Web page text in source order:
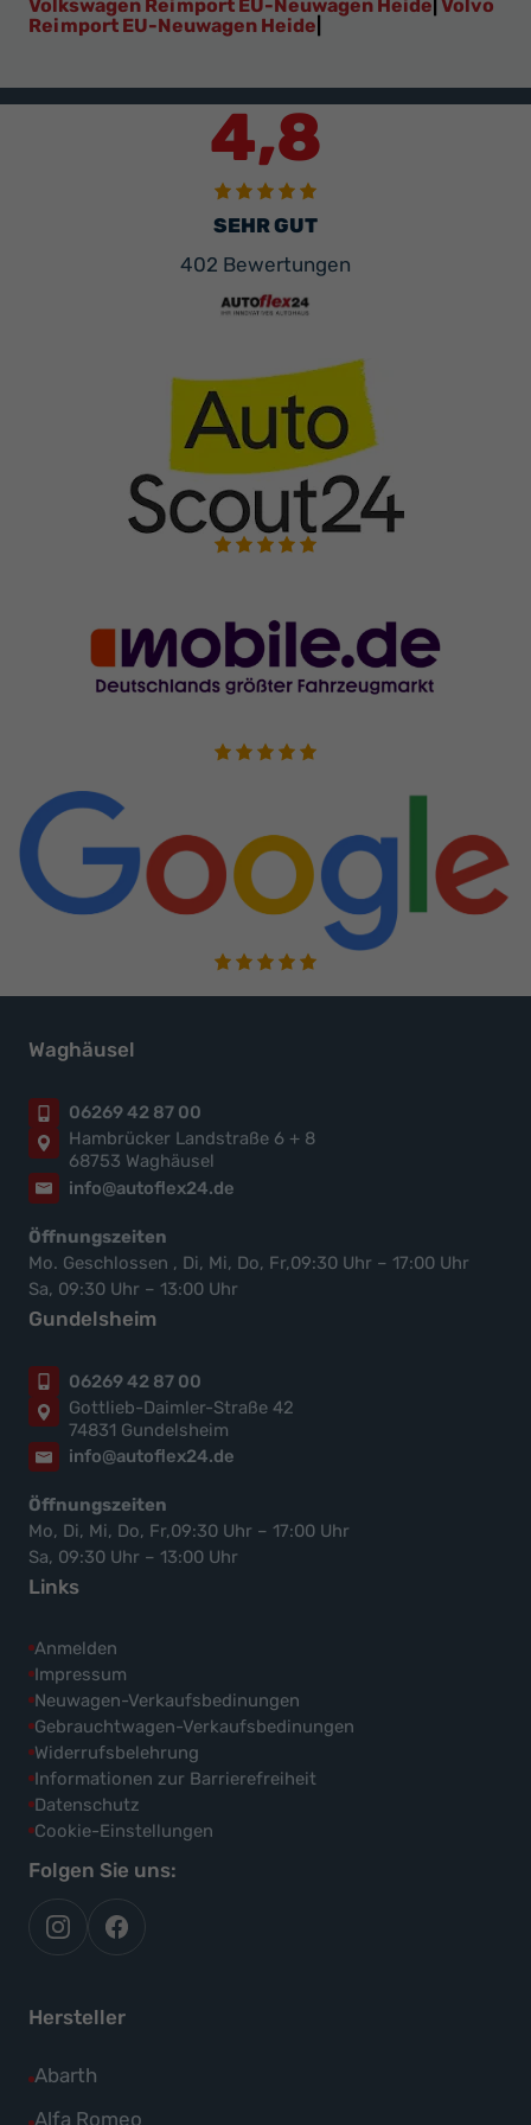
Volkswagen Reimport EU-Neuwagen Heide Volvo
Reimport EU-Neuwagen Heide
4,8
SEHR GUT
402 Bewertungen
Waghäusel
06269 42 87 00
Hambrücker Landstraße 6 + 8
68753 Waghäusel
info@autoflex24.de
Öffnungszeiten
Mo. Geschlossen , Di, Mi, Do, Fr,09:30 Uhr – 17:00 Uhr
Sa, 09:30 Uhr – 13:00 Uhr
Gundelsheim
06269 42 87 00
Gottlieb-Daimler-Straße 42
74831 Gundelsheim
info@autoflex24.de
Öffnungszeiten
Mo, Di, Mi, Do, Fr,09:30 Uhr – 17:00 Uhr
Sa, 09:30 Uhr – 13:00 Uhr
Links
Anmelden
Impressum
Neuwagen-Verkaufsbedinungen
Gebrauchtwagen-Verkaufsbedinungen
Widerrufsbelehrung
Informationen zur Barrierefreiheit
Datenschutz
Cookie-Einstellungen
Folgen Sie uns:
autoflex
auf
autoflex24
auf
Hersteller
Abarth
Alle
Fahrzeuge
Alfa Romeo
Alle